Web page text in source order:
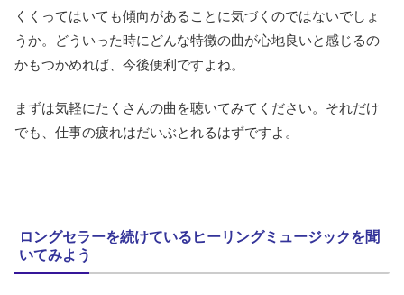
くくってはいても傾向があることに気づくのではないでしょ
うか。どういった時にどんな特徴の曲が心地良いと感じるの
かもつかめれば、今後便利ですよね。
まずは気軽にたくさんの曲を聴いてみてください。それだけ
でも、仕事の疲れはだいぶとれるはずですよ。
ロングセラーを続けているヒーリングミュージックを聞
いてみよう